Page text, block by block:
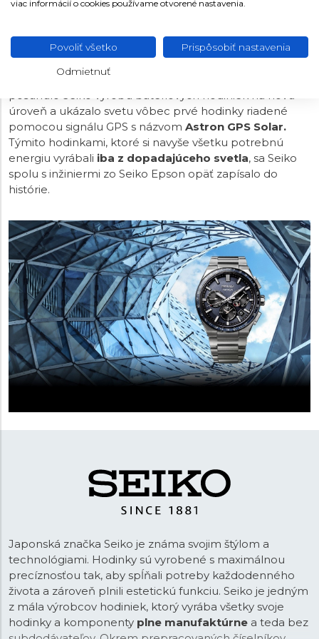
vďaka ich do tej doby nevídanej presnosti, predstavovali
prevratnú novinku v oblasti merania času a odštartovali
doslova menšiu revolúciu v hodinárine. V roku 2012
posunulo Seiko výrobu batériových hodiniek na novú
úroveň a ukázalo svetu vôbec prvé hodinky riadené
pomocou signálu GPS s názvom Astron GPS Solar.
Týmito hodinkami, ktoré si navyše všetku potrebnú
energiu vyrábali iba z dopadajúceho svetla, sa Seiko
spolu s inžiniermi zo Seiko Epson opäť zapísalo do
histórie.
Japonská značka Seiko je známa svojim štýlom a
technológiami. Hodinky sú vyrobené s maximálnou
precíznosťou tak, aby spĺňali potreby každodenného
života a zároveň plnili estetickú funkciu. Seiko je jedným
z mála výrobcov hodiniek, ktorý vyrába všetky svoje
hodinky a komponenty plne manufaktúrne a teda bez
viac informácií o cookies používame otvorené nastavenia.
Povoliť všetko Prispôsobiť nastavenia
Odmietnuť